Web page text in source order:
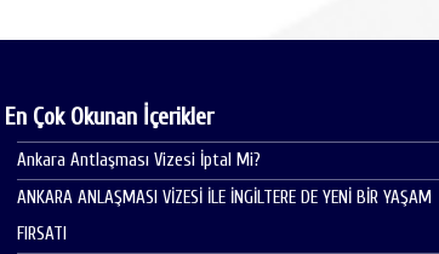
En Çok Okunan İçerikler
Ankara Antlaşması Vizesi İptal Mi?
ANKARA ANLAŞMASI VİZESİ İLE İNGİLTERE DE YENİ BİR YAŞAM
FIRSATI